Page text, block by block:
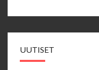
UUTISET